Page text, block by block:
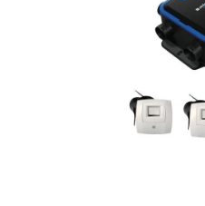
ZVLHČOVAČE VZDUCHU
NAHŘÍVACÍ POLŠTÁŘEK S